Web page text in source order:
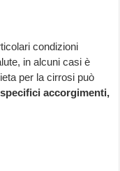
condizioni
in alcuni casi è
per la cirrosi può
specifici accorgimenti,